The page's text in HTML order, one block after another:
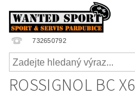
732650792
ROSSIGNOL BC X6